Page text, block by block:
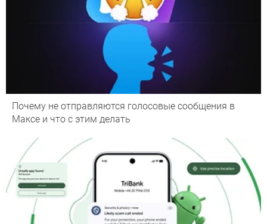
Почему не отправляются голосовые сообщения в
Максе и что с этим делать